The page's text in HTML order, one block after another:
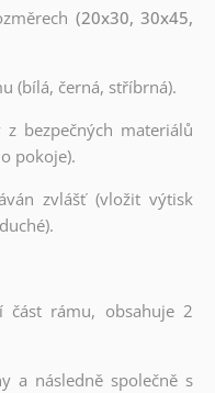
(20x30, 30x45,
(bílá, černá, stříbrná).
bezpečných materiálů
pokoje).
zvlášť (vložit výtisk
část rámu, obsahuje 2
a následně společně s